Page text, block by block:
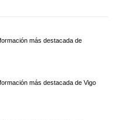
más destacada de
más destacada de Vigo